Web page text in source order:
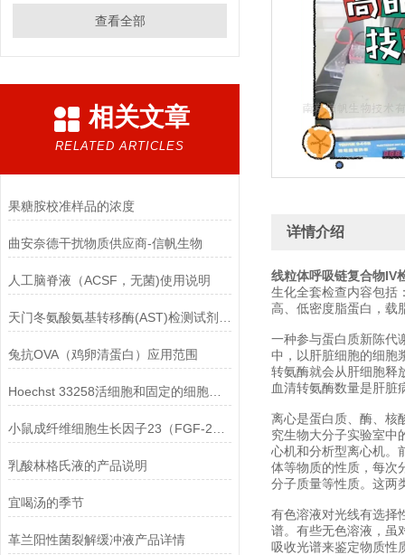
查看全部
相关文章
RELATED ARTICLES
果糖胺校准样品的浓度
曲安奈德干扰物质供应商-信帆生物
人工脑脊液（ACSF，无菌)使用说明
兔抗OVA（鸡卵清蛋白）应用范围
Hoechst 33258活细胞和固定的细胞均可标记
乳酸林格氏液的产品说明
宜喝汤的季节
革兰阳性菌裂解缓冲液产品详情
详情介绍
线粒体呼吸链复合物IV
生化全套检查内容包括
高、低密度脂蛋白，载
一种参与蛋白质新陈代
中，以肝脏细胞的细胞
转氨酶就会从肝细胞释
血清转氨酶数量是肝脏
离心是蛋白质、酶、核
究生物大分子实验室中
心机和分析型离心机。
体等物质的性质，每次
分子质量等性质。这两
有色溶液对光线有选择
谱。有些无色溶液，虽
吸收光谱来鉴定物质性